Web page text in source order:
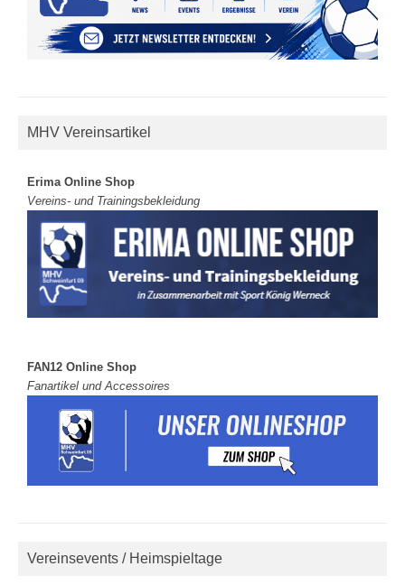
MHV Vereinsartikel
Erima Online Shop
Vereins- und Trainingsbekleidung
FAN12 Online Shop
Fanartikel und Accessoires
Vereinsevents / Heimspieltage